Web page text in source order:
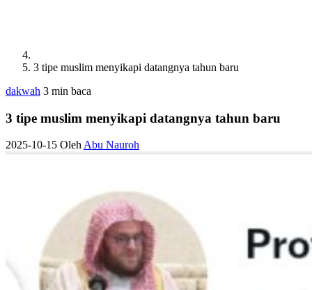
3 tipe muslim menyikapi datangnya tahun baru
dakwah 3 min baca
3 tipe muslim menyikapi datangnya tahun baru
2025-10-15 OlehAbu Nauroh